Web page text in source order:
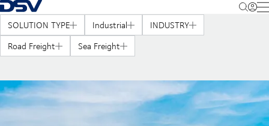
Takaisin kotisivulle
SOLUTION TYPE Industrial
INDUSTRY
Road Freight
Sea Freight